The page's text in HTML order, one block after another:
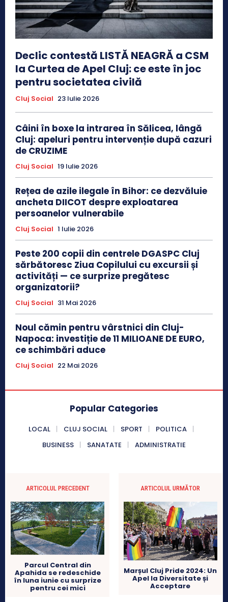
Declic contestă LISTĂ NEAGRĂ a CSM
la Curtea de Apel Cluj: ce este în joc
pentru societatea civilă
Cluj Social 23 Iulie 2026
Câini în boxe la intrarea în Sălicea, lângă
Cluj: apeluri pentru intervenție după cazuri
de CRUZIME
Cluj Social 19 Iulie 2026
Rețea de azile ilegale în Bihor: ce dezvăluie
ancheta DIICOT despre exploatarea
persoanelor vulnerabile
Cluj Social 1 Iulie 2026
Peste 200 copii din centrele DGASPC Cluj
sărbătoresc Ziua Copilului cu excursii și
activități — ce surprize pregătesc
organizatorii?
Cluj Social 31 Mai 2026
Noul cămin pentru vârstnici din Cluj-
Napoca: investiție de 11 MILIOANE DE EURO,
ce schimbări aduce
Cluj Social 22 Mai 2026
Popular Categories
LOCAL CLUJ SOCIAL SPORT
POLITICA
BUSINESS
SANATATE ADMINISTRATIE
ARTICOLUL PRECEDENT
Parcul Central din
Apahida se redeschide
în luna iunie cu surprize
pentru cei mici
ARTICOLUL URMĂTOR
Marșul Cluj Pride 2024: Un
Apel la Diversitate și
Acceptare